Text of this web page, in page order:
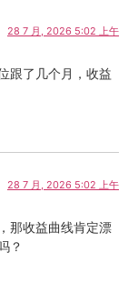
28 7 月, 2026 5:02 上午
跟了几个月，收益
28 7 月, 2026 5:02 上午
那收益曲线肯定漂
？